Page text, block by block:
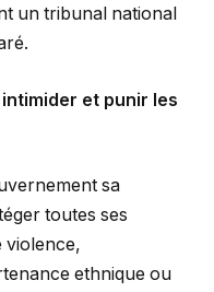
un tribunal national
et punir les
sa
toutes ses
violence,
ethnique ou